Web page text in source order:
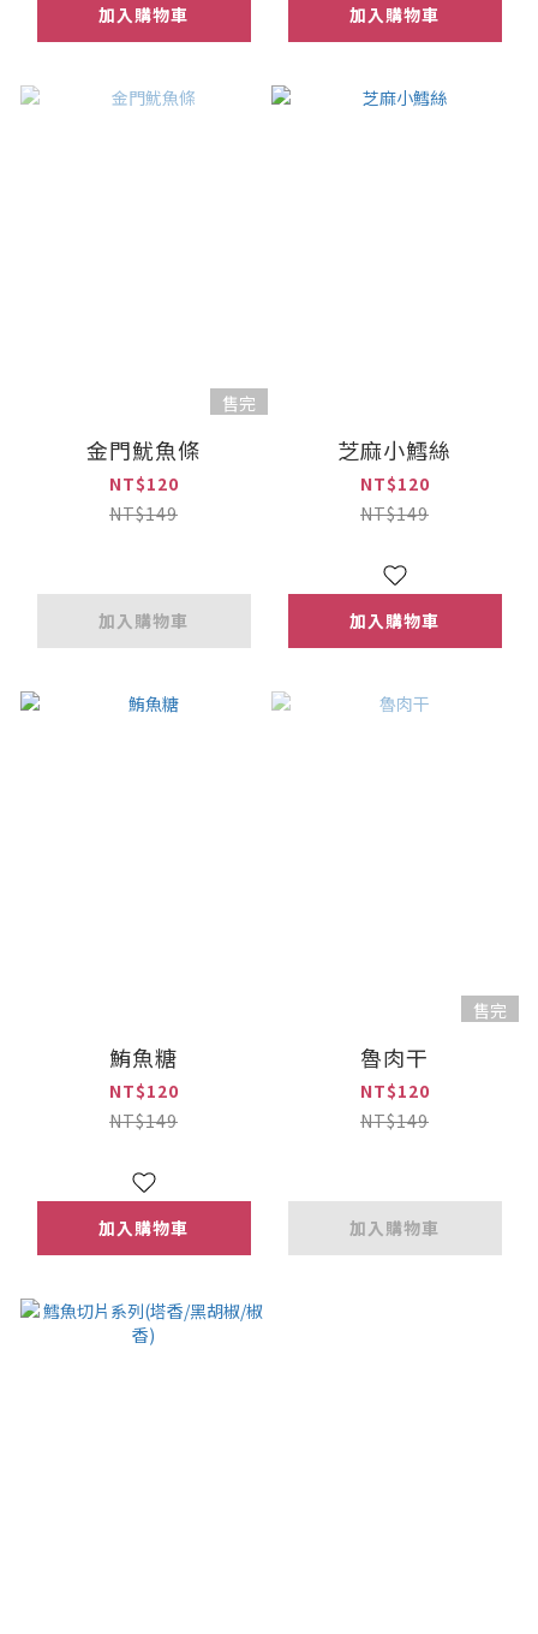
加入購物車 加入購物車
售完
金門魷魚條
NT$120
NT$149
加入購物車
芝麻小鱈絲
NT$120
NT$149
加入購物車
鮪魚糖
NT$120
NT$149
加入購物車
售完
魯肉干
NT$120
NT$149
加入購物車